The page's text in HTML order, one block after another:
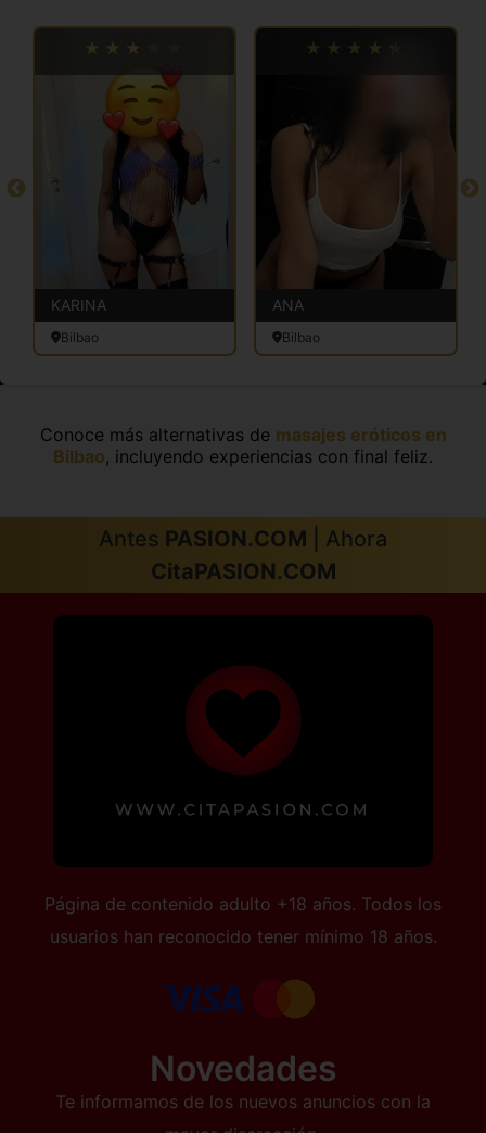
KARINA
Bilbao
ANA
Bilbao
Conoce más alternativas de masajes eróticos en
Bilbao, incluyendo experiencias con final feliz.
Antes PASION.COM | Ahora
CitaPASION.COM
Página de contenido adulto +18 años. Todos los
usuarios han reconocido tener mínimo 18 años.
Novedades
Te informamos de los nuevos anuncios con la